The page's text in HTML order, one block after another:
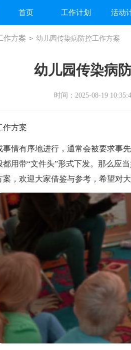
首页 工作计划 活动
作方案 > 幼儿园传染病防控工作方案
幼儿园传染病
时间：2025-08-19
作方案
有序地进行，通常会被要求事先
都用带“文件头”形式下发。那么应
，欢迎大家借鉴与参考，希望对大